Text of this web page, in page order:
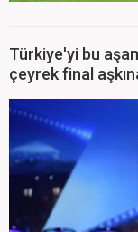
Türkiye'yi bu
çeyrek final